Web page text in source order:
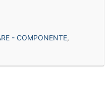
- COMPONENTE,